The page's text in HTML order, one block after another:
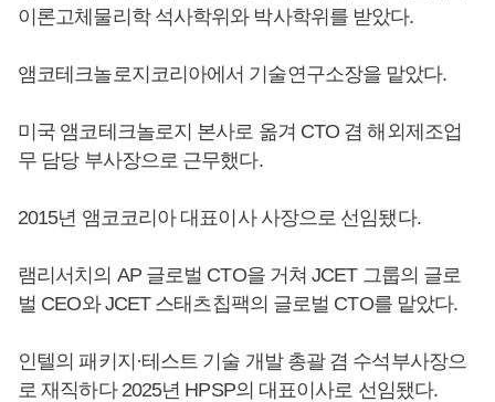
이론고체물리학 석사학위와 박사학위를 받았다.
앰코테크놀로지코리아에서 기술연구소장을 맡았다.
미국 앰코테크놀로지 본사로 옮겨 CTO 겸 해외제조업
무 담당 부사장으로 근무했다.
2015년 앰코코리아 대표이사 사장으로 선임됐다.
램리서치의 AP 글로벌 CTO을 거쳐 JCET 그룹의 글로
벌 CEO와 JCET 스태츠칩팩의 글로벌 CTO를 맡았다.
인텔의 패키지·테스트 기술 개발 총괄 겸 수석부사장으
로 재직하다 2025년 HPSP의 대표이사로 선임됐다.